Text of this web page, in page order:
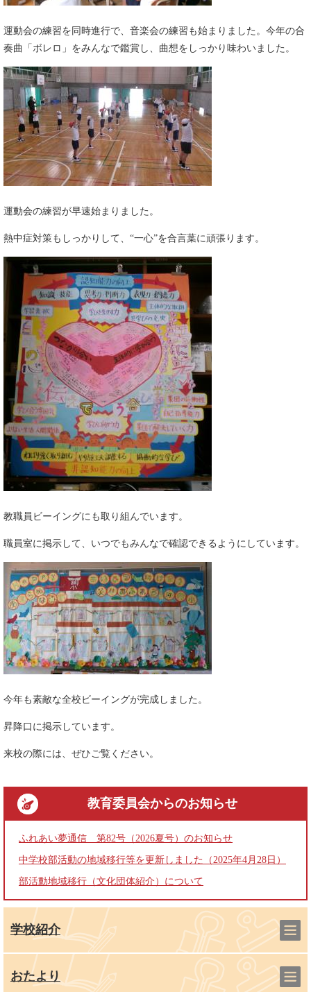
運動会の練習を同時進行で、音楽会の練習も始まりました。今年の合
奏曲「ボレロ」をみんなで鑑賞し、曲想をしっかり味わいました。
運動会の練習が早速始まりました。
熱中症対策もしっかりして、“一心”を合言葉に頑張ります。
教職員ビーイングにも取り組んでいます。
職員室に掲示して、いつでもみんなで確認できるようにしています。
今年も素敵な全校ビーイングが完成しました。
昇降口に掲示しています。
来校の際には、ぜひご覧ください。
教育委員会からのお知らせ
ふれあい夢通信 第82号（2026夏号）のお知らせ
中学校部活動の地域移行等を更新しました（2025年4月28日）
部活動地域移行（文化団体紹介）について
学校紹介
おたより